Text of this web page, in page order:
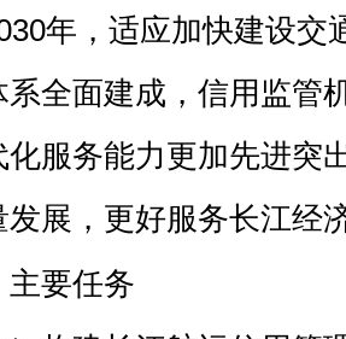
年，适应加快建设交
系全面建成，信用监管
化服务能力更加先进突
发展，更好服务长江经
主要任务